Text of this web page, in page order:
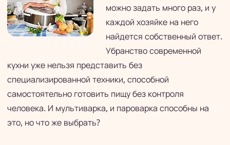
можно задать много раз, и у
каждой хозяйке на него
найдется собственный ответ.
Убранство современной
кухни уже нельзя представить без
специализированной техники, способной
самостоятельно готовить пищу без контроля
человека. И мультиварка, и пароварка способны на
это, но что же выбрать?